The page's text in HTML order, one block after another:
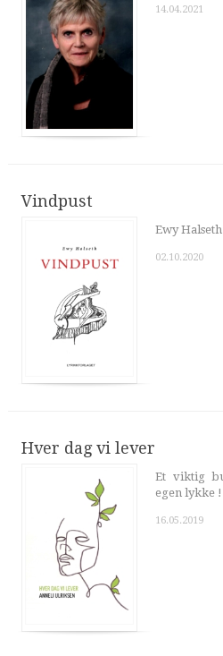
14.04.2021
Vindpust
Ewy
02.10.2020
Hver dag vi lever
Et viktig
egen lykke
16.05.2019